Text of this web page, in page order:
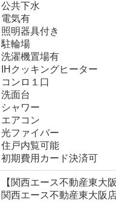
公共下水
電気有
照明器具付き
駐輪場
洗濯機置場有
IHクッキングヒーター
コンロ１口
洗面台
シャワー
エアコン
光ファイバー
住戸内覧可能
初期費用カード決済可
【関西エース不動産東大
関西エース不動産東大阪